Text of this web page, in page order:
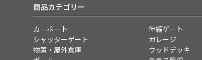
商品カテゴリー
カーポート 伸縮ゲート
シャッターゲート
ガレージ
物置・屋外倉庫
ウッドデッキ